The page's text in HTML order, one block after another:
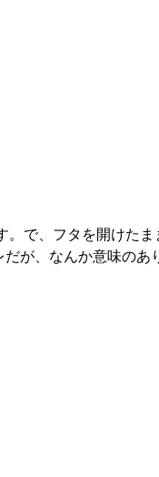
で、フタを開けた
が、なんか意味のあ